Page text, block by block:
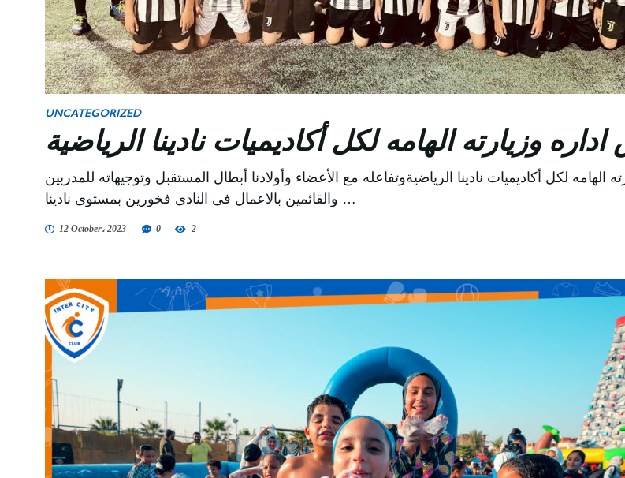
UNCATEGORIZED
وزيارته الهامه لكل أكاديميات نادينا الرياضية
لكل أكاديميات نادينا الرياضيةوتفاعله مع الأعضاء وأولادنا أبطال المستقبل وتوجيهاته للمدربين
والقائمين بالاعمال فى النادى فخورين بمستوى نادينا …
12 October، 2023 0 2